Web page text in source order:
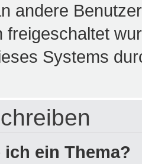
andere
freigeschaltet
Systems
ein Thema?